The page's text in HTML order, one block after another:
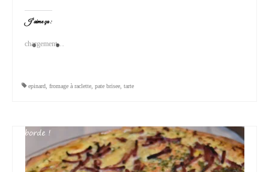
J’aime ça :
chargement…
epinard fromage à raclette pate brisee tarte